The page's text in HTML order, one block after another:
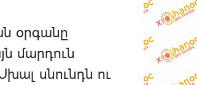
օրգանը
մարդուն
սնունդն ու